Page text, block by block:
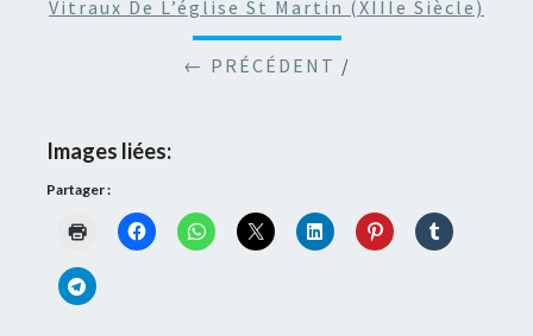
Vitraux De L’église St Martin (XIIIe Siècle)
← PRÉCÉDENT /
Images liées:
Partager :